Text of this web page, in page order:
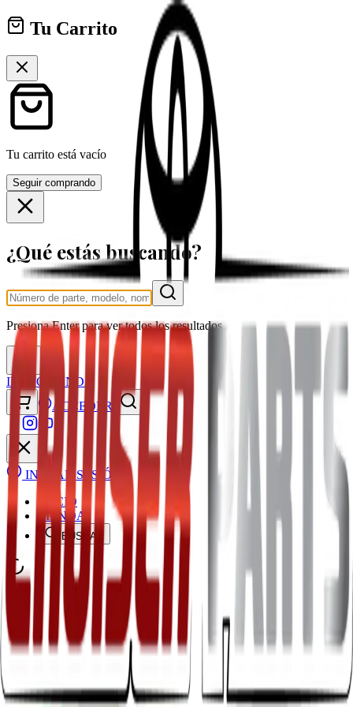
Tu Carrito
Tu carrito está vacío
Seguir comprando
¿Qué estás buscando?
PresionaEnterpara ver todos los resultados
INICIO
TIENDA
ACCEDER
INICIAR SESIÓN
INICIO
TIENDA
BUSCAR